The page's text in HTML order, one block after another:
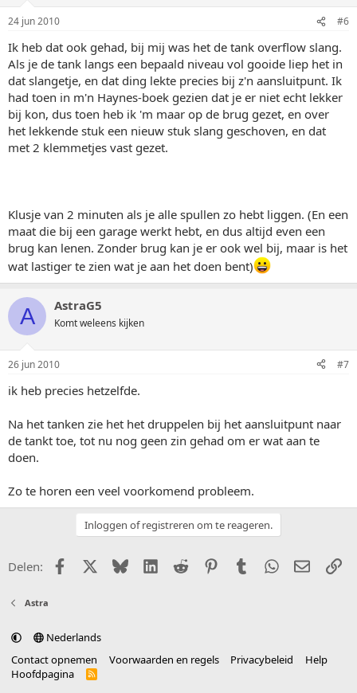
24 jun 2010 #6
Ik heb dat ook gehad, bij mij was het de tank overflow slang.
Als je de tank langs een bepaald niveau vol gooide liep het in
dat slangetje, en dat ding lekte precies bij z'n aansluitpunt. Ik
had toen in m'n Haynes-boek gezien dat je er niet echt lekker
bij kon, dus toen heb ik 'm maar op de brug gezet, en over
het lekkende stuk een nieuw stuk slang geschoven, en dat
met 2 klemmetjes vast gezet.
Klusje van 2 minuten als je alle spullen zo hebt liggen. (En een
maat die bij een garage werkt hebt, en dus altijd even een
brug kan lenen. Zonder brug kan je er ook wel bij, maar is het
wat lastiger te zien wat je aan het doen bent)
A AstraG5
Komt weleens kijken
26 jun 2010 #7
ik heb precies hetzelfde.
Na het tanken zie het het druppelen bij het aansluitpunt naar
de tankt toe, tot nu nog geen zin gehad om er wat aan te
doen.
Zo te horen een veel voorkomend probleem.
Inloggen of registreren om te reageren.
Delen: FacebookX (Twitter)
BlueskyLinkedIn
Reddit PinterestTumblr WhatsApp
E-mail
Astra
Nederlands
Contact opnemen
Voorwaarden en regels Privacybeleid
Help
Hoofdpagina
R